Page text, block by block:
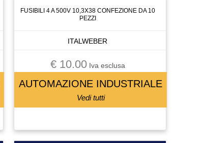
FUSIBILI 4 A 500V 10,3X38 CONFEZIONE DA 10
PEZZI
ITALWEBER
€ 10.00Iva esclusa
AUTOMAZIONE INDUSTRIALE
Vedi tutti